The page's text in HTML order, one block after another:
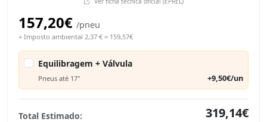
157,20€ /pneu
+ Imposto ambiental 2,37 € = 159,57€
Equilibragem + Válvula
Pneus até 17" +9,50€/un
Total Estimado:
319,14€